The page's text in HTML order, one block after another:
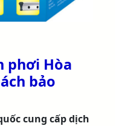
phơi Hòa
bảo
cung cấp dịch